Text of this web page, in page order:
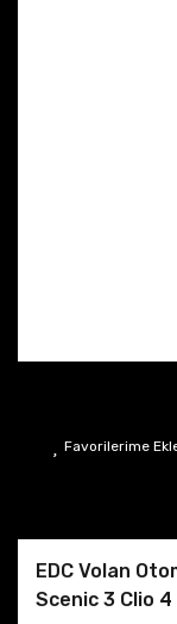
EDC Volan
Scenic 3 Clio